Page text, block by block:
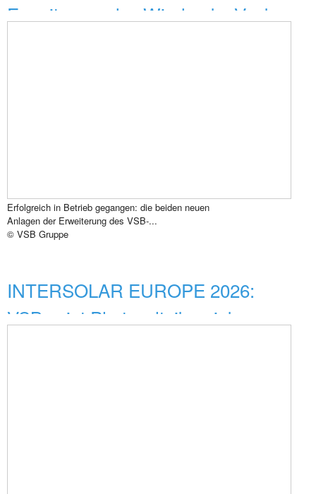
Erweiterung des Windparks Vock...
Erfolgreich in Betrieb gegangen: die beiden neuen
Anlagen der Erweiterung des VSB-...
© VSB Gruppe
INTERSOLAR EUROPE 2026:
VSB zeigt Photovoltaikprojek...